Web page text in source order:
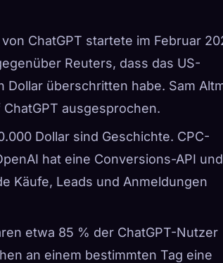
ChatGPT startete im Februar
Reuters, dass das US-
Dollar überschritten habe. Sam
ausgesprochen.
Dollar sind Geschichte. CPC-
hat eine Conversions-API und
Käufe, Leads und Anmeldungen
etwa 85 % der ChatGPT-Nutzer
an einem bestimmten Tag eine